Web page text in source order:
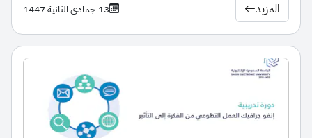
المزيد 13 جمادى الثانية 1447